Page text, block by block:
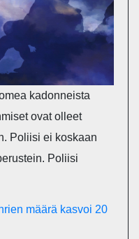
kadonneista
ovat olleet
Poliisi ei koskaan
Poliisi
määrä kasvoi 20